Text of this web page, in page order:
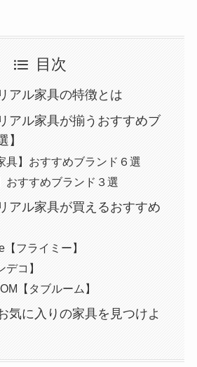
目次
アル家具の特徴とは
アル家具が揃うおすすめブ
】
具】おすすめブランド６選
おすすめブランド３選
アル家具が買えるおすすめ
【フライミー】
デコ】
【タブルーム】
気に入りの家具を見つけよ